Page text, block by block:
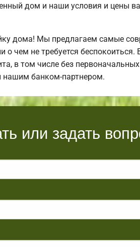
дом и наши условия и цены
дома! Мы предлагаем самые
о чем не требуется
в том числе без
нашим банком-партнером.
или задать